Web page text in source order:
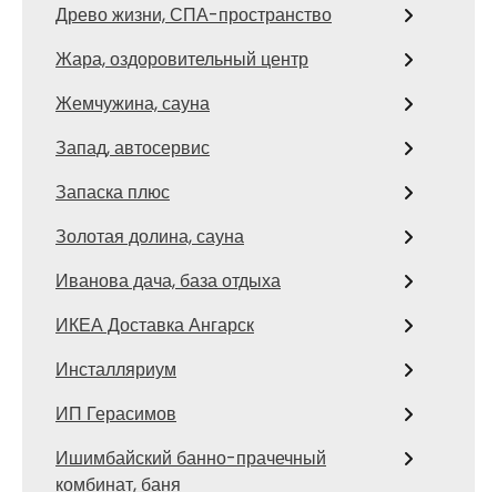
Древо жизни, СПА-пространство
Жара, оздоровительный центр
Жемчужина, сауна
Запад, автосервис
Запаска плюс
Золотая долина, сауна
Иванова дача, база отдыха
ИКЕА Доставка Ангарск
Инсталляриум
ИП Герасимов
Ишимбайский банно-прачечный
комбинат, баня